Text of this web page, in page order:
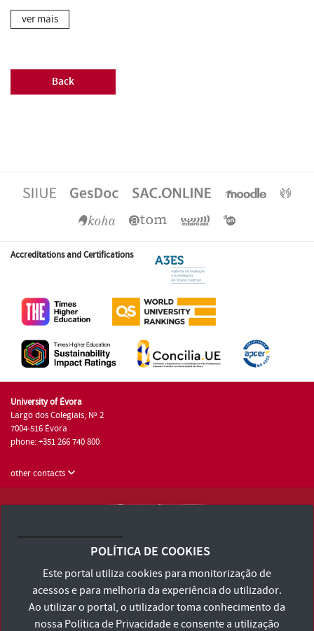
ver mais
Back
Accreditations and Certifications
University of Évora
Largo dos Colegiais, Nº 2
7004-516 Évora
phone: +351 266 740 800
other contacts
Terms and Conditions and Privacy Policy
Accessibility Statement
POLÍTICA DE COOKIES
Este portal utiliza cookies para monitorização de
acessos e para melhoria da experiência do utilizador.
Ao utilizar o portal, o utilizador toma conhecimento da
nossa Política de Privacidadee consente a utilização